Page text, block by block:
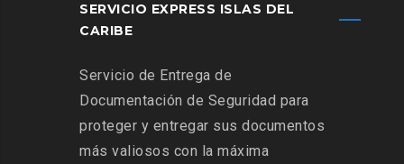
SERVICIO EXPRESS ISLAS DEL
CARIBE
Servicio de Entrega de
Documentación de Seguridad para
proteger y entregar sus documentos
más valiosos con la máxima